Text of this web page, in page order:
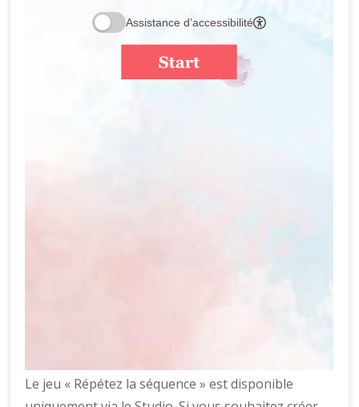
Le jeu « Répétez la séquence » est disponible